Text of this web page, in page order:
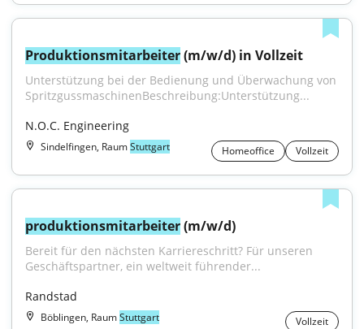
Produktionsmitarbeiter (m/w/d) in Vollzeit
Unterstützung bei der Bedienung und Überwachung von
SpritzgussmaschinenBeschreibung:Unterstützung...
N.O.C. Engineering
Sindelfingen, RaumStuttgart Homeoffice Vollzeit
produktionsmitarbeiter (m/w/d)
Bereit für den nächsten Karriereschritt? Für unseren
Geschäftspartner, ein weltweit führender...
Randstad
Böblingen, RaumStuttgart Vollzeit